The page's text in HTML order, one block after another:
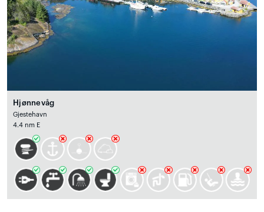
Hjønnevåg
Gjestehavn
4.4 nm E